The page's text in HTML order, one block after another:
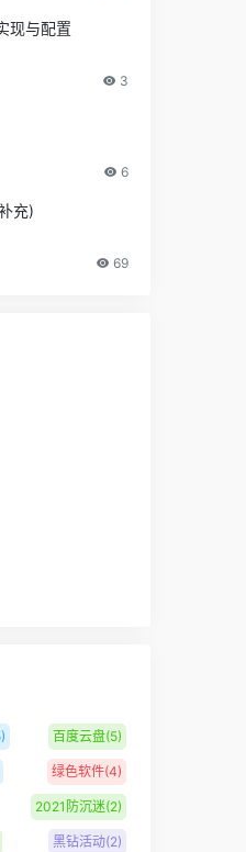
现与配置
3
6
充)
69
百度云盘(5)
绿色软件(4)
2021防沉迷(2)
黑钻活动(2)